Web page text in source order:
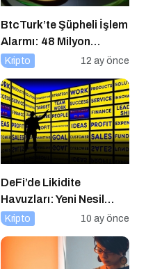
BtcTurk’te Şüpheli İşlem
Alarmı: 48 Milyon
Dolarlık Çıkış İddiası
Kripto 12 ay önce
DeFi’de Likidite
Havuzları: Yeni Nesil
Finansın Kalbi
Kripto 10 ay önce